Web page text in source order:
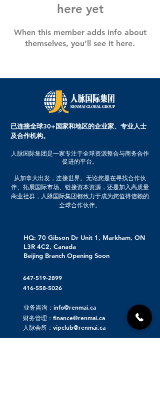
here yet
When this member adds info about
themselves, you’ll see it here.
已连接全球30+国家和地区的企业家、专业人士
及合作机构。
人脉国际集团是一家专注于全球资源整合与商务合作
促进的平台。
从加拿大出发，连接世界。无论您是在寻找合作伙
伴、拓展国际市场、链接资本资源，还是加入高质量
商业社群，人脉国际集团都致力于成为您值得信赖的
全球合作伙伴。
HQ: 70 Gibson Dr Unit 1, Markham, ON
L3R 4C2, Canada
Beijing Branch Opening Soon
647-519-2899
416-558-5026
业务咨询：info@renmai.ca
财务管理：finance@renmai.ca
人脉会所：vipclub@renmai.ca